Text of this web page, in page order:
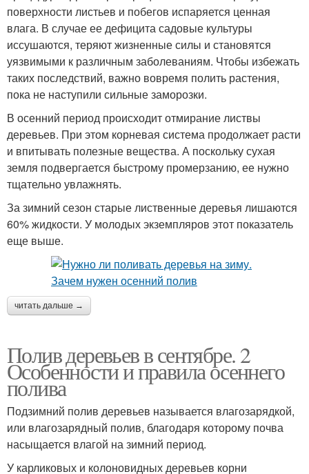
поверхности листьев и побегов испаряется ценная
влага. В случае ее дефицита садовые культуры
иссушаются, теряют жизненные силы и становятся
уязвимыми к различным заболеваниям. Чтобы избежать
таких последствий, важно вовремя полить растения,
пока не наступили сильные заморозки.
В осенний период происходит отмирание листвы
деревьев. При этом корневая система продолжает расти
и впитывать полезные вещества. А поскольку сухая
земля подвергается быстрому промерзанию, ее нужно
тщательно увлажнять.
За зимний сезон старые лиственные деревья лишаются
60% жидкости. У молодых экземпляров этот показатель
еще выше.
читать дальше →
Полив деревьев в сентябре. 2
Особенности и правила осеннего
полива
Подзимний полив деревьев называется влагозарядкой,
или влагозарядный полив, благодаря которому почва
насыщается влагой на зимний период.
У карликовых и колоновидных деревьев корни